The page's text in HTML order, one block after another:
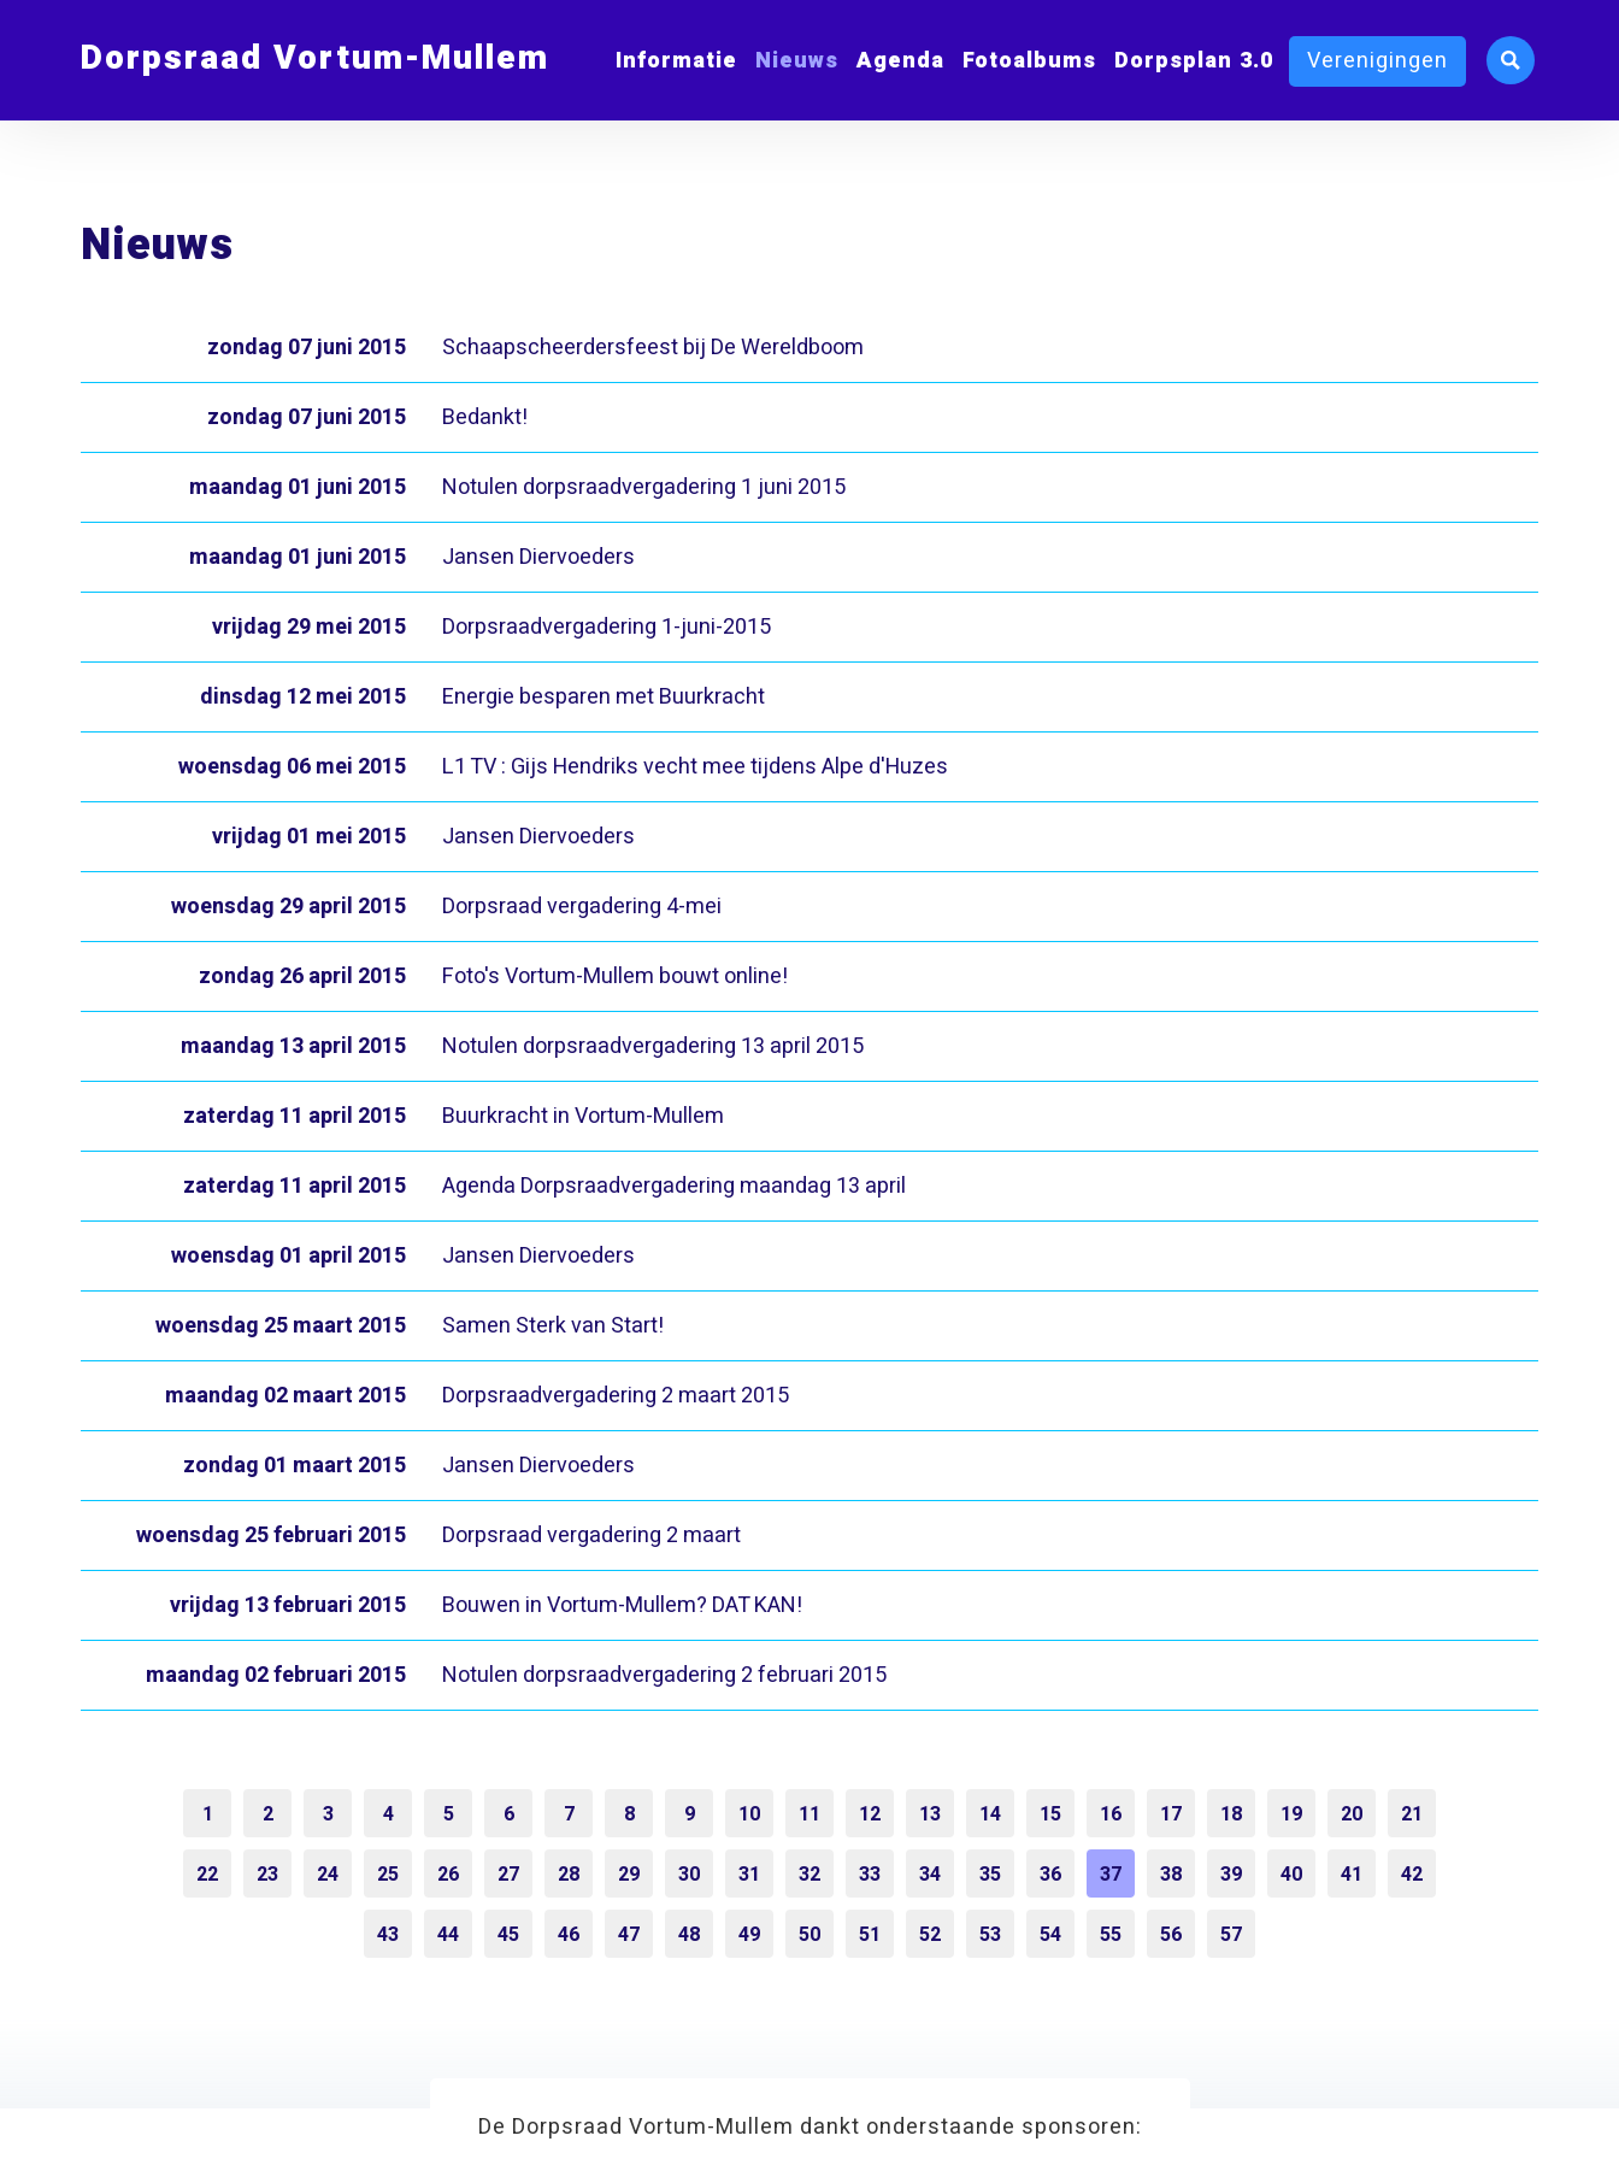
Dorpsraad Vortum-Mullem Informatie Nieuws Agenda Fotoalbums Dorpsplan 3.0 Verenigingen
Nieuws
Schaapscheerdersfeest bij De Wereldboom
zondag 07 juni 2015
Bedankt!
zondag 07 juni 2015
Notulen dorpsraadvergadering 1 juni 2015
maandag 01 juni 2015
Jansen Diervoeders
maandag 01 juni 2015
Dorpsraadvergadering 1-juni-2015
vrijdag 29 mei 2015
Energie besparen met Buurkracht
dinsdag 12 mei 2015
L1 TV : Gijs Hendriks vecht mee tijdens Alpe d'Huzes
woensdag 06 mei 2015
Jansen Diervoeders
vrijdag 01 mei 2015
Dorpsraad vergadering 4-mei
woensdag 29 april 2015
Foto's Vortum-Mullem bouwt online!
zondag 26 april 2015
Notulen dorpsraadvergadering 13 april 2015
maandag 13 april 2015
Buurkracht in Vortum-Mullem
zaterdag 11 april 2015
Agenda Dorpsraadvergadering maandag 13 april
zaterdag 11 april 2015
Jansen Diervoeders
woensdag 01 april 2015
Samen Sterk van Start!
woensdag 25 maart 2015
Dorpsraadvergadering 2 maart 2015
maandag 02 maart 2015
Jansen Diervoeders
zondag 01 maart 2015
Dorpsraad vergadering 2 maart
woensdag 25 februari 2015
Bouwen in Vortum-Mullem? DAT KAN!
vrijdag 13 februari 2015
Notulen dorpsraadvergadering 2 februari 2015
maandag 02 februari 2015
1 2 3 4 5 6 7 8 9 10 11 12 13 14 15 16 17 18 19 20 21
22 23 24 25 26 27 28 29 30 31 32 33 34 35 36 37 38 39 40 41 42
43 44 45 46 47 48 49 50 51 52 53 54 55 56 57
De Dorpsraad Vortum-Mullem dankt onderstaande sponsoren: